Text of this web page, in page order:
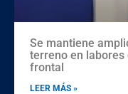
Se mantiene
terreno en
frontal
LEER MÁS »